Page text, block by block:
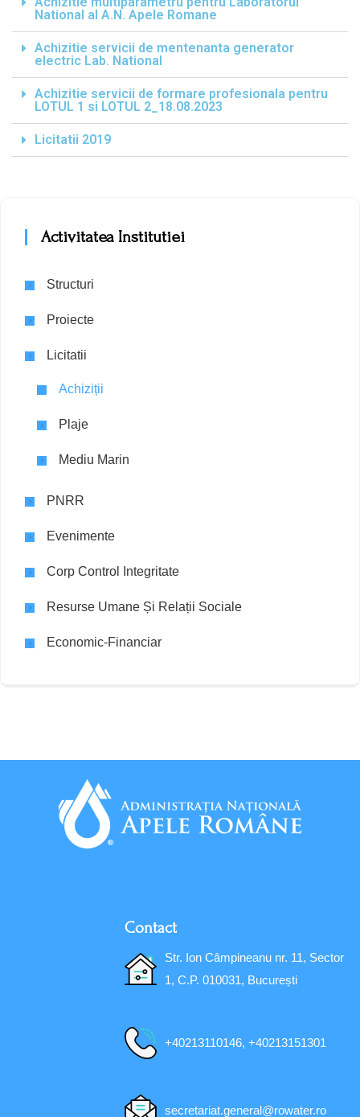
National al A.N. Apele Romane
Achizitie servicii de mentenanta generator
electric Lab. National
Achizitie servicii de formare profesionala pentru
LOTUL 1 si LOTUL 2_18.08.2023
Licitatii 2019
Activitatea Institutiei
Structuri
Proiecte
Licitatii
Achiziții
Plaje
Mediu Marin
PNRR
Evenimente
Corp Control Integritate
Resurse Umane Și Relații Sociale
Economic-Financiar
Contact
Str. Ion Câmpineanu nr. 11, Sector
1, C.P. 010031, București
+40213110146, +40213151301
secretariat.general@rowater.ro